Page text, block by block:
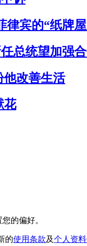
律宾的“纸牌
总统望加强
他改善生活
花
的偏好。
的使用条款及个人资